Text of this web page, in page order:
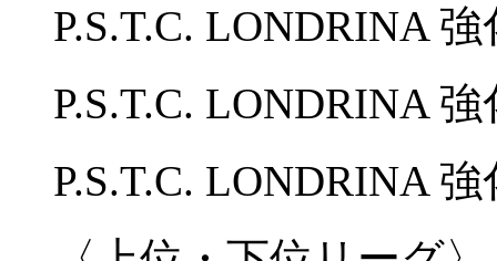
P.S.T.C. LONDRINA
P.S.T.C. LONDRINA
P.S.T.C. LONDRINA